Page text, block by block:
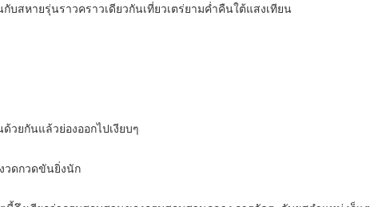
บสหายรุ่นราวคราวเดียวกันเที่ยวเตร่ยามค่ำคืนใต้แสงเทียน
วยกันแล้วย่องออกไปเงียบๆ
วดกวดขันยิ่งนัก